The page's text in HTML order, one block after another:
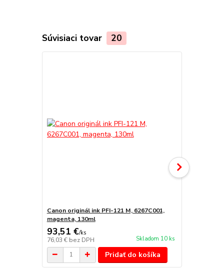
Súvisiaci tovar 20
Canon originál ink PFI-121 M, 6267C001,
magenta, 130ml
93,51 €/ks
76,03 € bez DPH Skladom 10 ks
Pridať do košíka